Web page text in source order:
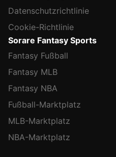
Datenschutzrichtlinie
Cookie-Richtlinie
Sorare Fantasy Sports
Fantasy Fußball
Fantasy MLB
Fantasy NBA
Fußball-Marktplatz
MLB-Marktplatz
NBA-Marktplatz